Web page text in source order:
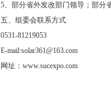
5、部分省外发改部门领导；部分
五、组委会联系方式
0531-81219053
E-mail:solar361@163.com
网址：www.sucexpo.com